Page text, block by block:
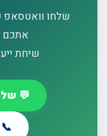
שלחו וואטסאפ
אתכם
שיחת
💬
📞 052-2502275